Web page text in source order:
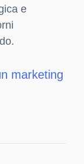
e
marketing